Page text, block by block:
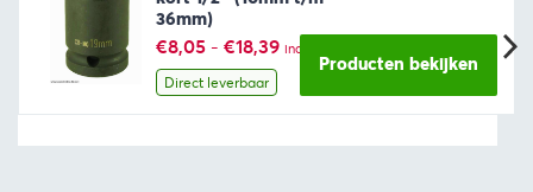
36mm)
€8,05 - €18,39Prijsklasse:
€8,05
€18,39
incl. BTW
Direct leverbaar
Producten bekijken